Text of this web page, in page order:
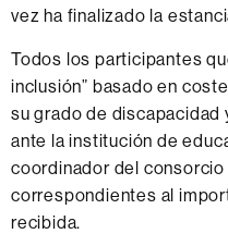
vez ha finalizado la
Todos los participantes
inclusión” basado en
su grado de
ante la institución de
coordinador del
correspondientes al
recibida.